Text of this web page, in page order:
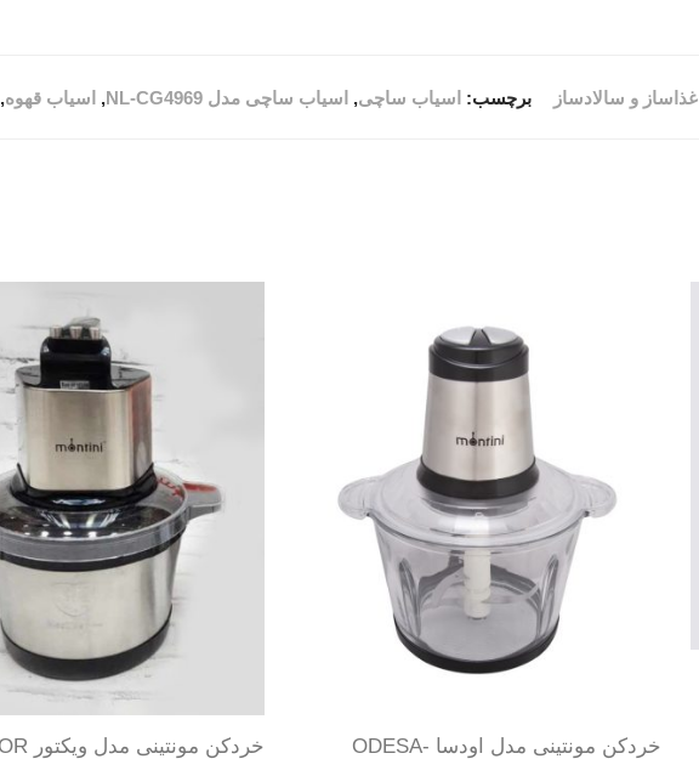
غذاساز و سالادساز برچسب: اسیاب ساچی, اسیاب ساچی مدل NL-CG4969 , اسیاب قهوه,
خردکن مونتینی مدل اودسا ODESA-
خردکن مونتینی مدل ویکتور VICTOR